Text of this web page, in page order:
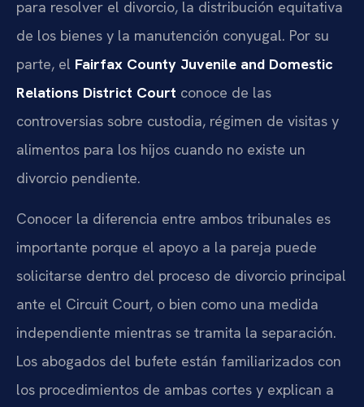
para resolver el divorcio, la distribución equitativa
de los bienes y la manutención conyugal. Por su
parte, el Fairfax County Juvenile and Domestic
Relations District Court conoce de las
controversias sobre custodia, régimen de visitas y
alimentos para los hijos cuando no existe un
divorcio pendiente.
Conocer la diferencia entre ambos tribunales es
importante porque el apoyo a la pareja puede
solicitarse dentro del proceso de divorcio principal
ante el Circuit Court, o bien como una medida
independiente mientras se tramita la separación.
Los abogados del bufete están familiarizados con
los procedimientos de ambas cortes y explican a